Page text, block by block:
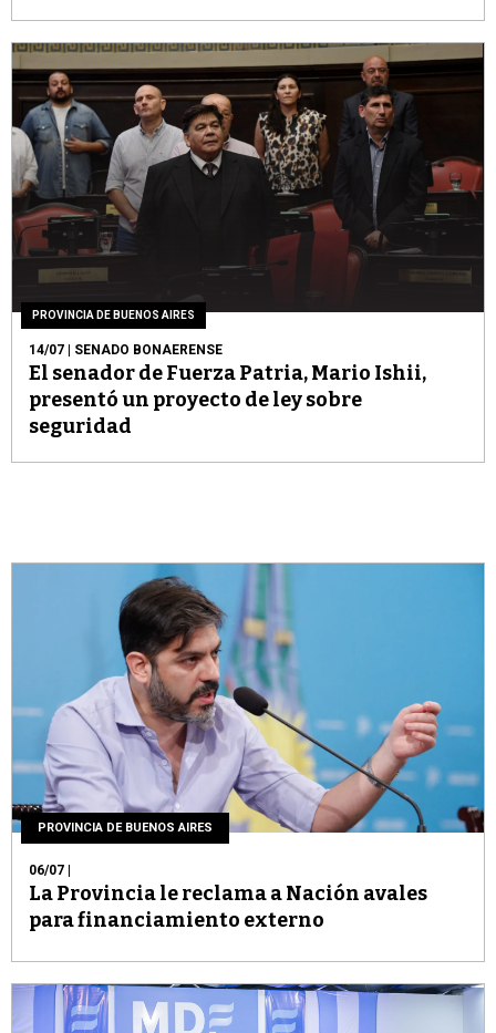
PROVINCIA DE BUENOS AIRES
14/07 | SENADO BONAERENSE
El senador de Fuerza Patria, Mario Ishii,
presentó un proyecto de ley sobre
seguridad
PROVINCIA DE BUENOS AIRES
06/07
La Provincia le reclama a Nación avales
para financiamiento externo